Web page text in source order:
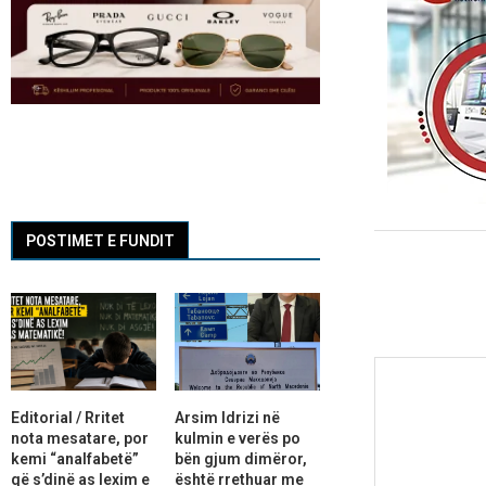
POSTIMET E FUNDIT
Editorial / Rritet
nota mesatare, por
kemi “analfabetë”
që s’dinë as lexim e
Arsim Idrizi në
kulmin e verës po
bën gjum dimëror,
është rrethuar me